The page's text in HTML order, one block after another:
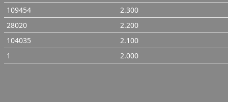
109454
2.300
28020
2.200
104035
2.100
1
2.000